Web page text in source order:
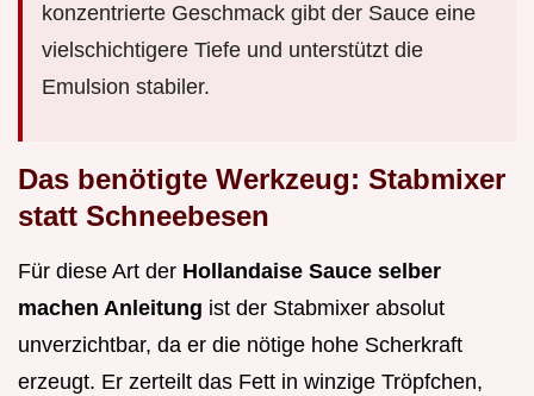
konzentrierte Geschmack gibt der Sauce eine
vielschichtigere Tiefe und unterstützt die
Emulsion stabiler.
Das benötigte Werkzeug: Stabmixer
statt Schneebesen
Für diese Art der Hollandaise Sauce selber
machen Anleitung ist der Stabmixer absolut
unverzichtbar, da er die nötige hohe Scherkraft
erzeugt. Er zerteilt das Fett in winzige Tröpfchen,